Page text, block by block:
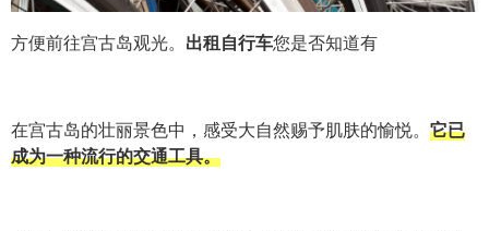
方便前往宫古岛观光。 出租自行车您是否知道有
在宫古岛的壮丽景色中，感受大自然赐予肌肤的愉悦。 它已
成为一种流行的交通工具。